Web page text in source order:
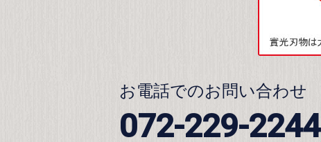
お電話でのお問い合わせ
072-229-2244